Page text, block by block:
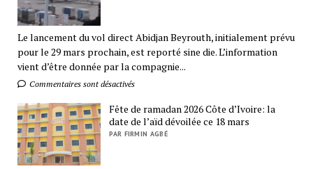
Le lancement du vol direct Abidjan Beyrouth, initialement prévu
pour le 29 mars prochain, est reporté sine die. L’information
vient d’être donnée par la compagnie...
Commentaires sont désactivés
Fête de ramadan 2026 Côte d’Ivoire: la
date de l’aïd dévoilée ce 18 mars
PAR FIRMIN AGBÉ